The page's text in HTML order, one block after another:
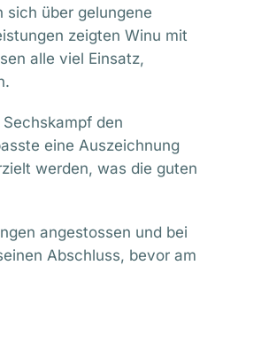
sich über gelungene
zeigten Winu mit
alle viel Einsatz,
den
eine Auszeichnung
werden, was die guten
angestossen und bei
Abschluss, bevor am